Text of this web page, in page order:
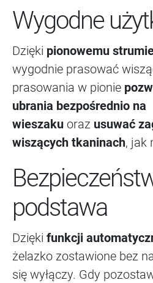
Wygodne
Dzięki pionowemu
wygodnie prasować
prasowania w pionie
ubrania bezpośrednio na
wieszaku oraz usuwać
wiszących tkaninach, jak
podstawa
Dzięki funkcji
żelazko zostawione bez
się wyłączy. Gdy